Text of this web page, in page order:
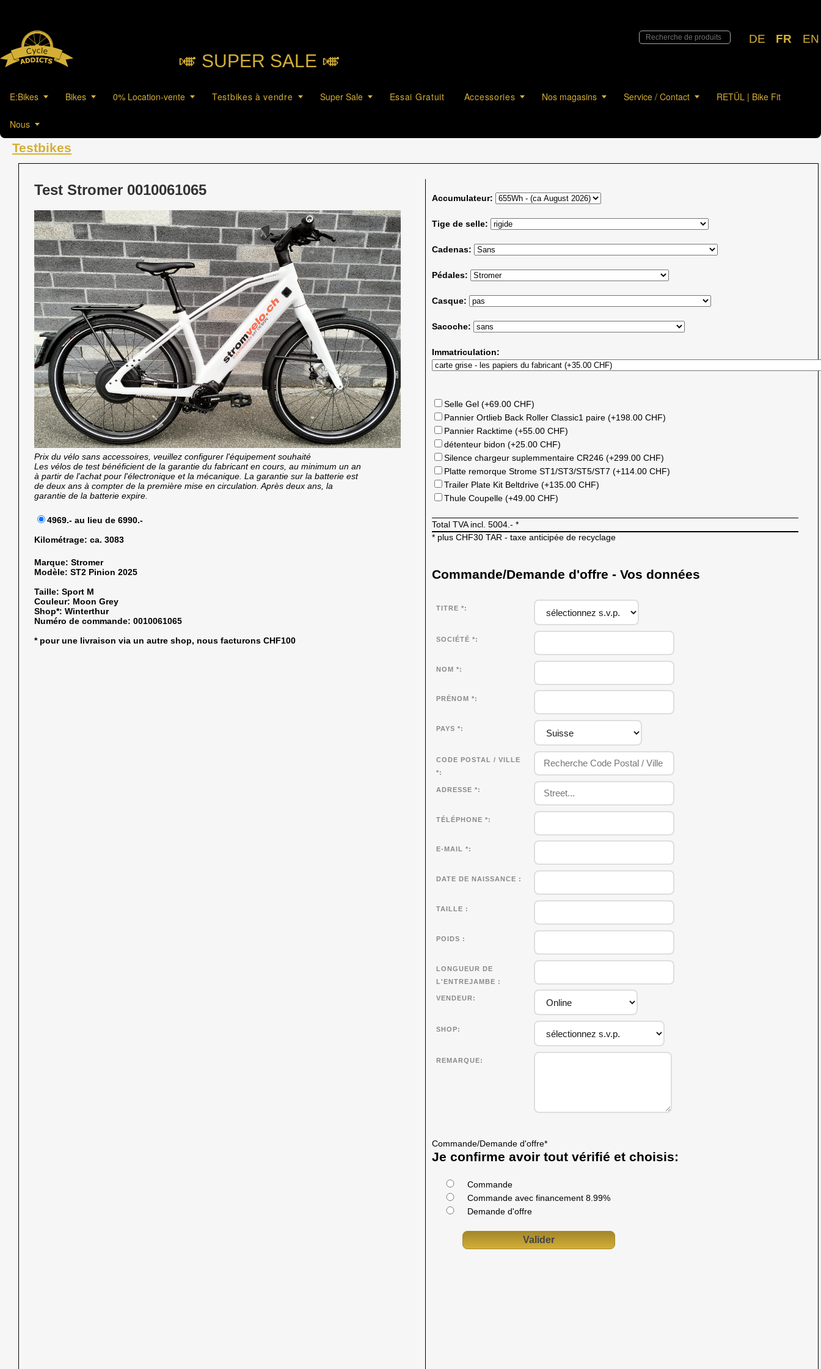
DE FR EN
🎺︎ SUPER SALE 🎺︎
E:Bikes Bikes 0% Location-vente Testbikes à vendre Super Sale Essai Gratuit Accessories Nos magasins Service / Contact RETÜL | Bike Fit
Nous
Testbikes
Test Stromer 0010061065
Prix du vélo sans accessoires, veuillez configurer l'équipement souhaité
Les vélos de test bénéficient de la garantie du fabricant en cours, au minimum un an
à partir de l'achat pour l'électronique et la mécanique. La garantie sur la batterie est
de deux ans à compter de la première mise en circulation. Après deux ans, la
garantie de la batterie expire.
4969.- au lieu de 6990.-
Kilométrage: ca. 3083
Marque: Stromer
Modèle: ST2 Pinion 2025
Taille: Sport M
Couleur: Moon Grey
Shop*: Winterthur
Numéro de commande: 0010061065
* pour une livraison via un autre shop, nous facturons CHF100
Accumulateur:
Tige de selle:
Cadenas:
Pédales:
Casque:
Sacoche:
Immatriculation:
Selle Gel (+69.00 CHF)
Pannier Ortlieb Back Roller Classic1 paire (+198.00 CHF)
Pannier Racktime (+55.00 CHF)
détenteur bidon (+25.00 CHF)
Silence chargeur suplemmentaire CR246 (+299.00 CHF)
Platte remorque Strome ST1/ST3/ST5/ST7 (+114.00 CHF)
Trailer Plate Kit Beltdrive (+135.00 CHF)
Thule Coupelle (+49.00 CHF)
Total TVA incl. 5004.- *
* plus CHF30 TAR - taxe anticipée de recyclage
Commande/Demande d'offre - Vos données
TITRE *
SOCIÉTÉ *
NOM *
PRÉNOM *
PAYS *
CODE POSTAL / VILLE
*
ADRESSE *
TÉLÉPHONE *
E-MAIL *
DATE DE NAISSANCE
TAILLE
POIDS
LONGUEUR DE
L'ENTREJAMBE
VENDEUR
SHOP
REMARQUE
Commande/Demande d'offre*
Je confirme avoir tout vérifié et choisis:
Commande
Commande avec financement 8.99%
Demande d'offre